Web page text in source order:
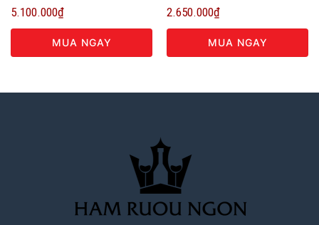
5.100.000₫
MUA NGAY
2.650.000₫
MUA NGAY